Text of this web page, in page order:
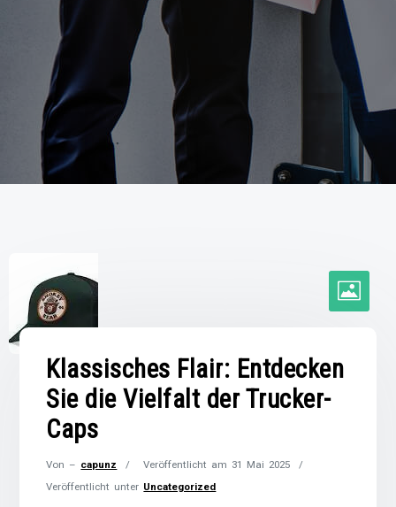
Klassisches Flair: Entdecken
Sie die Vielfalt der Trucker-
Caps
Von – capunz Veröffentlicht am 31 Mai 2025
Veröffentlicht unter Uncategorized